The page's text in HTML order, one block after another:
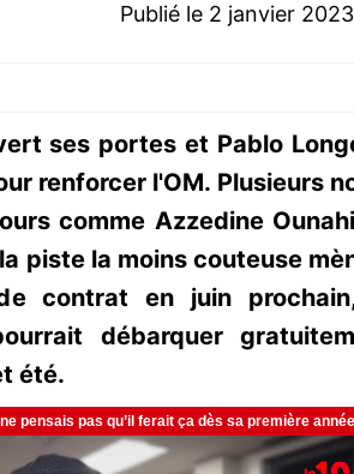
Publié le 2 janvier
ses portes et Pablo
renforcer l'OM. Plusieurs
comme Azzedine
piste la moins couteuse
contrat en juin
débarquer
été.